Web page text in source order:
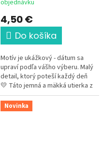
objednávku
4,50 €
Do košíka
Motív je ukážkový - dátum sa
upraví podľa vášho výberu. Malý
detail, ktorý poteší každý deň
💛 Táto jemná a mäkká utierka z
mikrovlákna s romantickým
svadobným motívom je...
Novinka